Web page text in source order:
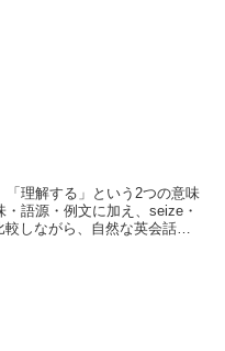
理解する」という2つの意味
語源・例文に加え、seize・
しながら、自然な英会話で